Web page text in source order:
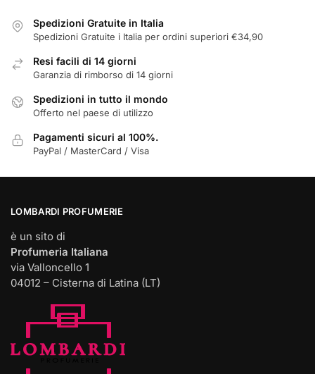
Spedizioni Gratuite in Italia
Spedizioni Gratuite i Italia per ordini superiori €34,90
Resi facili di 14 giorni
Garanzia di rimborso di 14 giorni
Spedizioni in tutto il mondo
Offerto nel paese di utilizzo
Pagamenti sicuri al 100%.
PayPal / MasterCard / Visa
LOMBARDI PROFUMERIE
è un sito di
Profumeria Italiana
via Valloncello 1
04012 – Cisterna di Latina (LT)